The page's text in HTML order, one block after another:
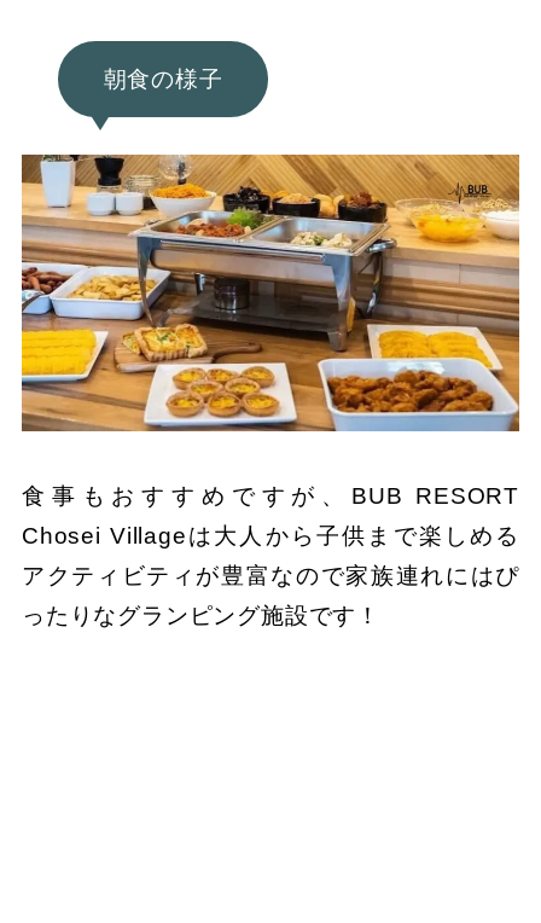
朝食の様子
食事もおすすめですが、BUB RESORT
Chosei Villageは大人から子供まで楽しめる
アクティビティが豊富なので家族連れにはぴ
ったりなグランピング施設です！